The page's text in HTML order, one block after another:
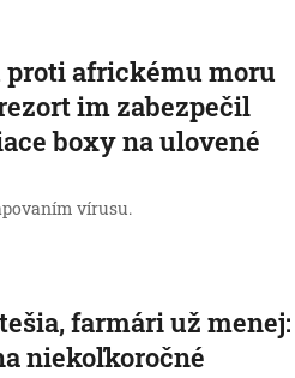
africkému moru
im zabezpečil
boxy na ulovené
vírusu.
farmári už menej:
niekoľkoročné